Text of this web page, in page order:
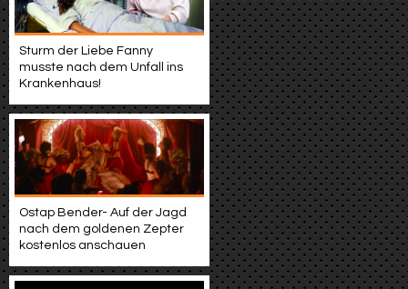
Sturm der Liebe Fanny
musste nach dem Unfall ins
Krankenhaus!
Ostap Bender- Auf der Jagd
nach dem goldenen Zepter
kostenlos anschauen